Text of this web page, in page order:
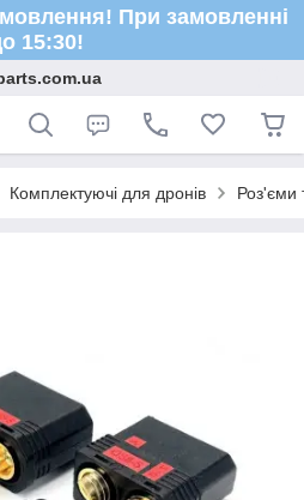
При замовленні
15:30!
Комплектуючі для дронів Роз'єми